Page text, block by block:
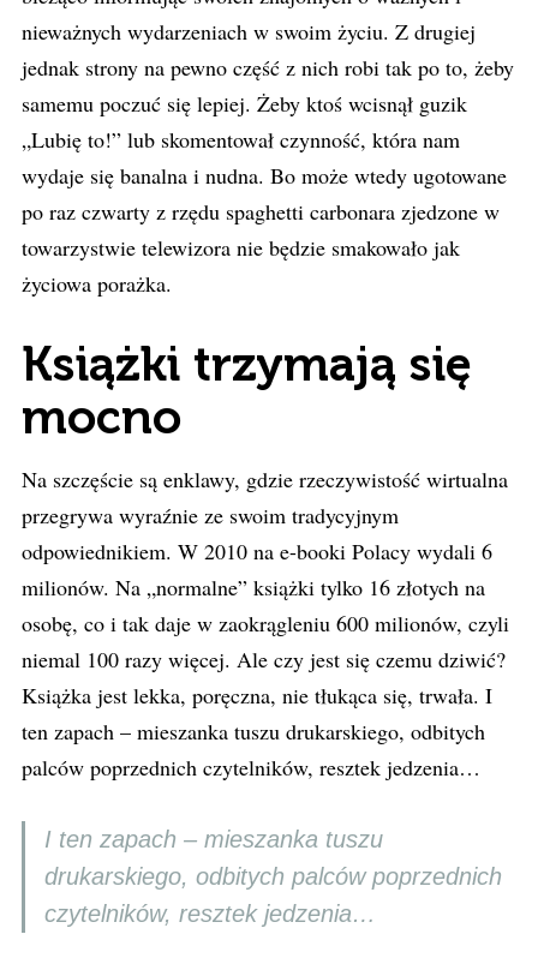
nieważnych wydarzeniach w swoim życiu. Z drugiej
jednak strony na pewno część z nich robi tak po to, żeby
samemu poczuć się lepiej. Żeby ktoś wcisnął guzik
„Lubię to!” lub skomentował czynność, która nam
wydaje się banalna i nudna. Bo może wtedy ugotowane
po raz czwarty z rzędu spaghetti carbonara zjedzone w
towarzystwie telewizora nie będzie smakowało jak
życiowa porażka.
Książki trzymają się
mocno
Na szczęście są enklawy, gdzie rzeczywistość wirtualna
przegrywa wyraźnie ze swoim tradycyjnym
odpowiednikiem. W 2010 na e-booki Polacy wydali 6
milionów. Na „normalne” książki tylko 16 złotych na
osobę, co i tak daje w zaokrągleniu 600 milionów, czyli
niemal 100 razy więcej. Ale czy jest się czemu dziwić?
Książka jest lekka, poręczna, nie tłukąca się, trwała. I
ten zapach – mieszanka tuszu drukarskiego, odbitych
palców poprzednich czytelników, resztek jedzenia…
I ten zapach – mieszanka tuszu
drukarskiego, odbitych palców poprzednich
czytelników, resztek jedzenia…